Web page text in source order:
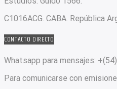
C1016ACG . CABA. República
CONTACTO DIRECTO
Whatsapp para mensajes:
Para comunicarse con